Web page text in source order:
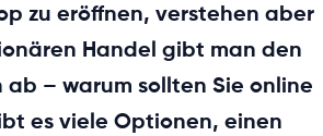
zu eröffnen, verstehen aber
Handel gibt man den
– warum sollten Sie online
es viele Optionen, einen